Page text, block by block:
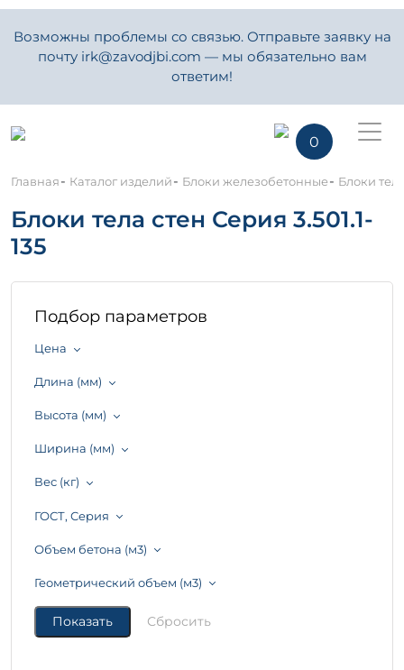
Возможны проблемы со связью. Отправьте заявку на
почту irk@zavodjbi.com — мы обязательно вам
ответим!
0
Главная- Каталог изделий- Блоки железобетонные- Блоки
Блоки тела стен Серия 3.501.1-
135
Подбор параметров
Цена
Длина (мм)
Высота (мм)
Ширина (мм)
Вес (кг)
ГОСТ, Серия
Объем бетона (м3)
Геометрический объем (м3)